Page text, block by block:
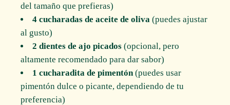
del tamaño que prefieras)
4 cucharadas de aceite de oliva (puedes ajustar
al gusto)
2 dientes de ajo picados (opcional, pero
altamente recomendado para dar sabor)
1 cucharadita de pimentón (puedes usar
pimentón dulce o picante, dependiendo de tu
preferencia)